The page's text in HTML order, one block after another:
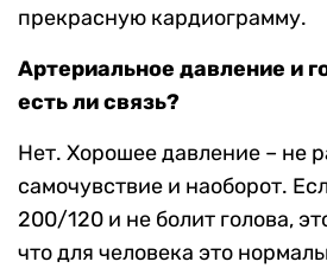
прекрасную кардиограмму.
Артериальное давление и
есть ли связь?
Нет. Хорошее давление – не
самочувствие и наоборот.
200/120 и не болит голова,
что для человека это